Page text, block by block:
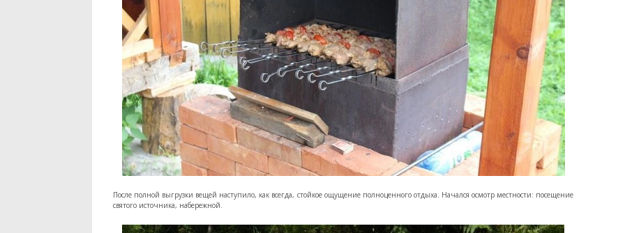
После полной выгрузки вещей наступило, как всегда, стойкое ощущение полноценного отдыха. Начался осмотр местности: посещение
святого источника, набережной.